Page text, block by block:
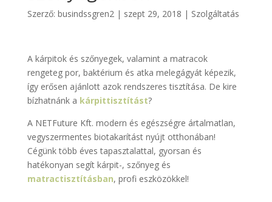
Szerző: busindssgren2| szept 29, 2018 | Szolgáltatás
A kárpitok és szőnyegek, valamint a matracok
rengeteg por, baktérium és atka melegágyát képezik,
így erősen ajánlott azok rendszeres tisztítása. De kire
bízhatnánk a kárpittisztítást?
A NETFuture Kft. modern és egészségre ártalmatlan,
vegyszermentes biotakarítást nyújt otthonában!
Cégünk több éves tapasztalattal, gyorsan és
hatékonyan segít kárpit-, szőnyeg és
matractisztításban, profi eszközökkel!